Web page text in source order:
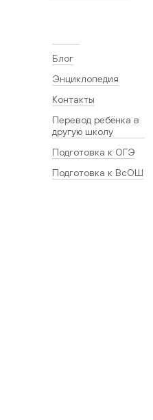
Блог
Энциклопедия
Контакты
Перевод ребёнка в
другую школу
Подготовка к ОГЭ
Подготовка к ВсОШ